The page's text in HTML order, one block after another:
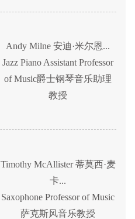
Andy Milne 安迪·米尔恩...
Jazz Piano Assistant Professor
of Music爵士钢琴音乐助理
教授
Timothy McAllister 蒂莫西·麦
卡...
Saxophone Professor of Music
萨克斯风音乐教授